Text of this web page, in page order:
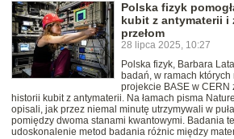
Polska fizyk
kubit z antymaterii i
przełom
28 lipca 2025, 10:27
Polska fizyk, Barbara
badań, w ramach
projekcie BASE w
historii kubit z antymaterii. Na łamach pisma
opisali, jak przez niemal minutę utrzymywali w
pomiędzy dwoma stanami kwantowymi. Badania
udoskonalenie metod badania różnic między